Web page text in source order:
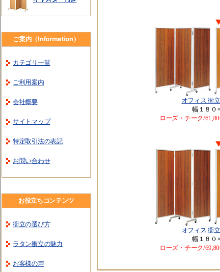
ご案内（Information）
カテゴリ一覧
ご利用案内
会社概要
サイトマップ
特定取引法の表記
お問い合わせ
お役立ちコンテンツ
衝立の選び方
ラタン衝立の魅力
お客様の声
オフィス 衝
幅１８０
ローズ・チーク/
オフィス 衝
幅１８０
ローズ・チーク/